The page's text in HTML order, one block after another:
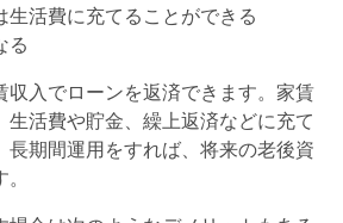
生活費に充てることができる
る
収入でローンを返済できます。家賃
生活費や貯金、繰上返済などに充て
長期間運用をすれば、将来の老後資